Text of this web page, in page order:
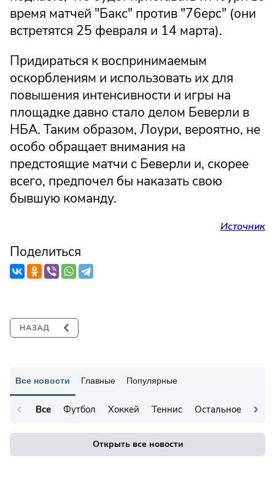
Все новости Главные Популярные
Все Футбол Хоккей Теннис Остальное
Открыть все новости
время матчей "Бакс" против "76ерс" (они
встретятся 25 февраля и 14 марта).
Придираться к воспринимаемым
оскорблениям и использовать их для
повышения интенсивности и игры на
площадке давно стало делом Беверли в
НБА. Таким образом, Лоури, вероятно, не
особо обращает внимания на
предстоящие матчи с Беверли и, скорее
всего, предпочел бы наказать свою
бывшую команду.
Источник
Поделиться